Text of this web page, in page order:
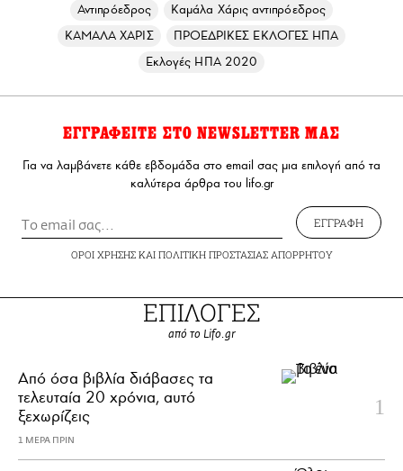
Αντιπρόεδρος
Καμάλα Χάρις αντιπρόεδρος
ΚΑΜΑΛΑ ΧΑΡΙΣ
ΠΡΟΕΔΡΙΚΕΣ ΕΚΛΟΓΕΣ ΗΠΑ
Εκλογές ΗΠΑ 2020
ΕΓΓΡΑΦΕΙΤΕ ΣΤΟ NEWSLETTER ΜΑΣ
Για να λαμβάνετε κάθε εβδομάδα στο email σας μια επιλογή από τα
καλύτερα άρθρα του lifo.gr
ΕΓΓΡΑΦΗ
ΟΡΟΙ ΧΡΗΣΗΣΚΑΙ ΠΟΛΙΤΙΚΗ ΠΡΟΣΤΑΣΙΑΣ ΑΠΟΡΡΗΤΟΥ
ΕΠΙΛΟΓΕΣ
από το Lifo.gr
Από όσα βιβλία διάβασες τα
τελευταία 20 χρόνια, αυτό
ξεχωρίζεις
1 ΜΕΡΑ ΠΡΙΝ